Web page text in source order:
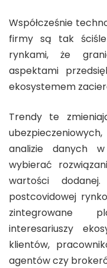
Współcześnie
firmy są tak
rynkami, że
aspektami
ekosystemem
Trendy te
analizie danych
wybierać
wartości
postcovidowej
zintegrowane
interesariuszy
klientów,
agentów czy